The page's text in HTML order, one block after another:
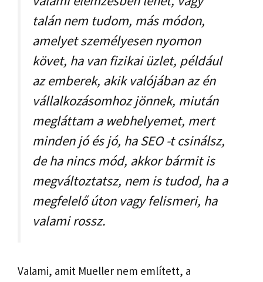
talán nem tudom, más módon,
amelyet személyesen nyomon
követ, ha van fizikai üzlet, például
az emberek, akik valójában az én
vállalkozásomhoz jönnek, miután
megláttam a webhelyemet, mert
minden jó és jó, ha SEO -t csinálsz,
de ha nincs mód, akkor bármit is
megváltoztatsz, nem is tudod, ha a
megfelelő úton vagy felismeri, ha
valami rossz.
Valami, amit Mueller nem említett, a